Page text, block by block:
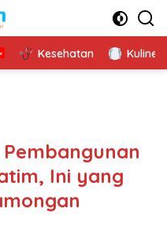
Kesehatan Kuliner
Ini yang